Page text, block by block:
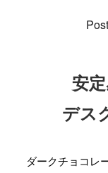
安
デス
ダークチョコレ